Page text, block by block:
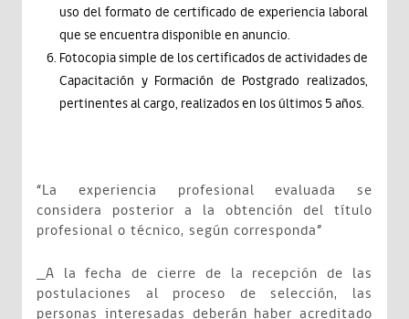
uso del formato de certificado de experiencia laboral
que se encuentra disponible en anuncio.
Fotocopia simple de los certificados de actividades de
Capacitación y Formación de Postgrado realizados,
pertinentes al cargo, realizados en los últimos 5 años.
“La experiencia profesional evaluada se
considera posterior a la obtención del título
profesional o técnico, según corresponda”
A la fecha de cierre de la recepción de las
postulaciones al proceso de selección, las
personas interesadas deberán haber acreditado